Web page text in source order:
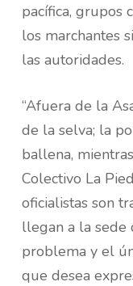
pacífica, grupos
los marchantes
las autoridades.
“Afuera de la
de la selva; la
ballena,
Colectivo La
oficialistas son
llegan a la
problema y el
que desea